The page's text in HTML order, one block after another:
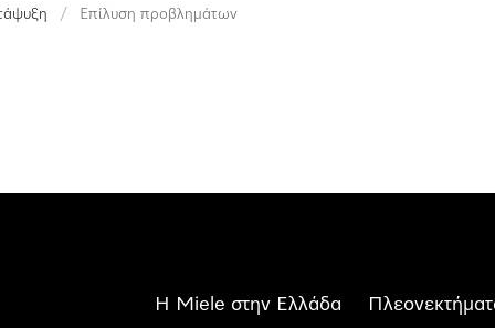
/ Επίλυση προβλημάτων
Η Miele στην Ελλάδα